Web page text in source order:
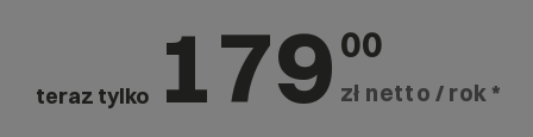
teraz tylko 179 00
zł netto / rok *